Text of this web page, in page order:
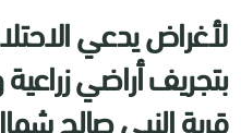
لأغراض يدعي
بتجريف أراضي
قرية النبي صالح